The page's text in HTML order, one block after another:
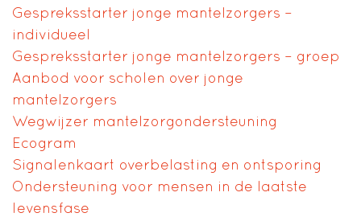
Gespreksstarter jonge mantelzorgers –
individueel
Gespreksstarter jonge mantelzorgers – groep
Aanbod voor scholen over jonge
mantelzorgers
Wegwijzer mantelzorgondersteuning
Ecogram
Signalenkaart overbelasting en ontsporing
Ondersteuning voor mensen in de laatste
levensfase